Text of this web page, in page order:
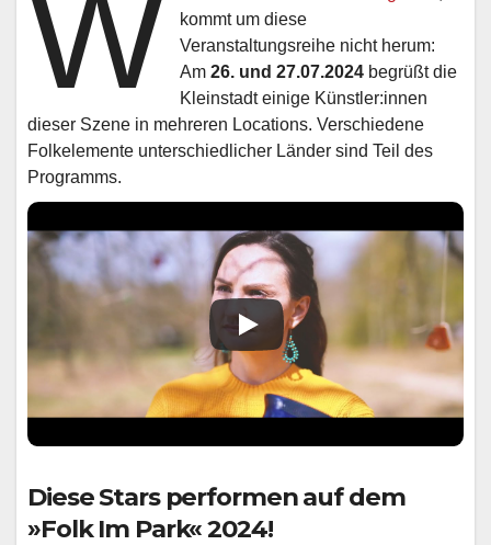
W
kommt um diese
Veranstaltungsreihe nicht herum:
Am26. und 27.07.2024 begrüßt die
Kleinstadt einige Künstler:innen
dieser Szene in mehreren Locations. Verschiedene
Folkelemente unterschiedlicher Länder sind Teil des
Programms.
Diese Stars performen auf dem
»Folk Im Park« 2024!